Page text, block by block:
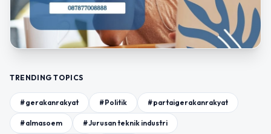
TRENDING TOPICS
#gerakanrakyat #Politik #partaigerakanrakyat
#almasoem #Jurusan teknik industri